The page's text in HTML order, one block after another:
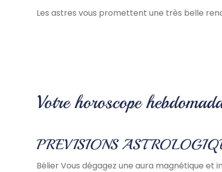
Les astres vous promettent une très belle
Votre horoscope
PREVISIONS
Bélier Vous dégagez une aura magnétique